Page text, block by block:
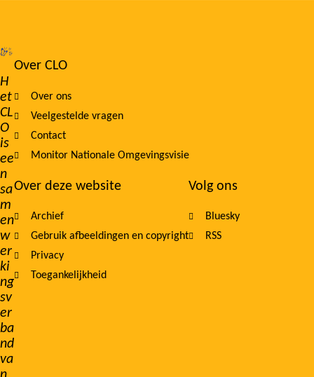
H
et
CL
O
is
ee
n
sa
m
en
w
er
ki
ng
sv
er
ba
nd
va
Footer
navigation
Over CLO
Over ons
Veelgestelde vragen
Contact
Monitor Nationale Omgevingsvisie
Over deze website
Archief
Gebruik afbeeldingen en copyright
Privacy
Toegankelijkheid
Volg ons
Bluesky
RSS